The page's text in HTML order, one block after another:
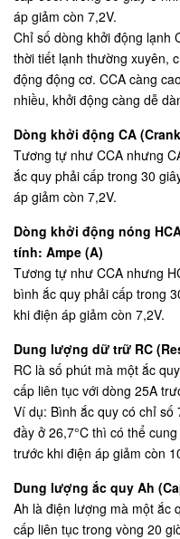
áp giảm còn 7,2V.
Chỉ số dòng khởi động lạnh
thời tiết lạnh thường xuyên,
động động cơ. CCA càng
nhiều, khởi động càng dễ
Dòng khởi động CA
Tương tự như CCA nhưng
ắc quy phải cấp trong 30
áp giảm còn 7,2V.
Dòng khởi động nóng
tính: Ampe (A)
Tương tự như CCA nhưng
bình ắc quy phải cấp trong
khi điện áp giảm còn 7,2V.
Dung lượng dữ trữ RC
RC là số phút mà một ắc
cấp liên tục với dòng 25A
Ví dụ: Bình ắc quy có chỉ số
đầy ở 26,7°C thì có thể
trước khi điện áp giảm còn
Dung lượng ắc quy Ah
Ah là điện lượng mà một ắc
cấp liên tục trong vòng 20